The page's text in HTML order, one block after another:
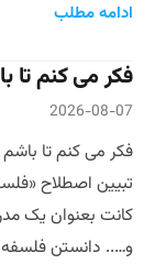
ادامه مطلب
فکر می کنم تا
2026-08-07
فکر می کنم تا
کانت بعنوان یک
و….. دانستن